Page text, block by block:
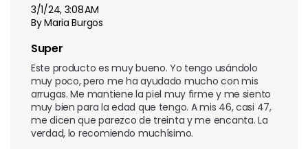
3/1/24, 3:08 AM
By Maria Burgos
Super
Este producto es muy bueno. Yo tengo usándolo
muy poco, pero me ha ayudado mucho con mis
arrugas. Me mantiene la piel muy firme y me siento
muy bien para la edad que tengo. A mis 46, casi 47,
me dicen que parezco de treinta y me encanta. La
verdad, lo recomiendo muchísimo.